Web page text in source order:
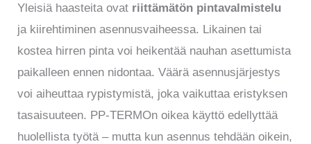
Yleisiä haasteita ovat riittämätön pintavalmistelu
ja kiirehtiminen asennusvaiheessa. Likainen tai
kostea hirren pinta voi heikentää nauhan asettumista
paikalleen ennen nidontaa. Väärä asennusjärjestys
voi aiheuttaa rypistymistä, joka vaikuttaa eristyksen
tasaisuuteen. PP-TERMOn oikea käyttö edellyttää
huolellista työtä – mutta kun asennus tehdään oikein,